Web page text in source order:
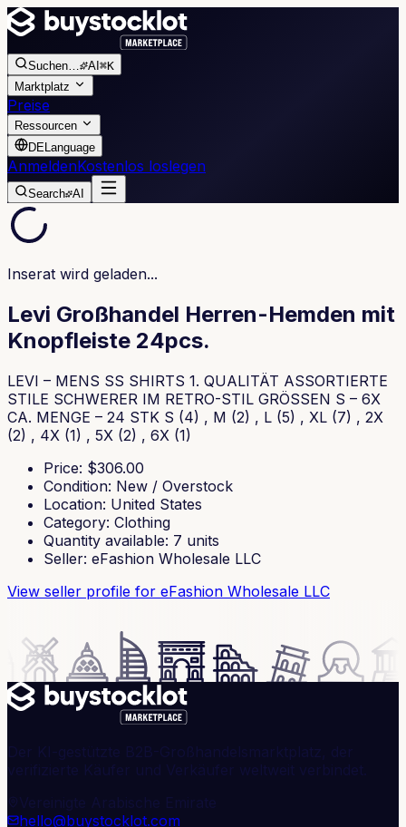
Suchen… AI ⌘K
Marktplatz
Preise
Ressourcen
DELanguage
AnmeldenKostenlos loslegen
Search AI
Inserat wird geladen...
Levi Großhandel Herren-Hemden mit
Knopfleiste 24pcs.
LEVI – MENS SS SHIRTS 1. QUALITÄT ASSORTIERTE
STILE SCHWERER IM RETRO-STIL GRÖSSEN S – 6X
CA. MENGE – 24 STK S (4) , M (2) , L (5) , XL (7) , 2X
(2) , 4X (1) , 5X (2) , 6X (1)
Price: $306.00
Condition: New / Overstock
Location: United States
Category: Clothing
Quantity available: 7 units
Seller: eFashion Wholesale LLC
View seller profile for eFashion Wholesale LLC
Der KI-gestützte B2B-Großhandelsmarktplatz, der
verifizierte Käufer und Verkäufer weltweit verbindet.
Vereinigte Arabische Emirate
hello@buystocklot.com